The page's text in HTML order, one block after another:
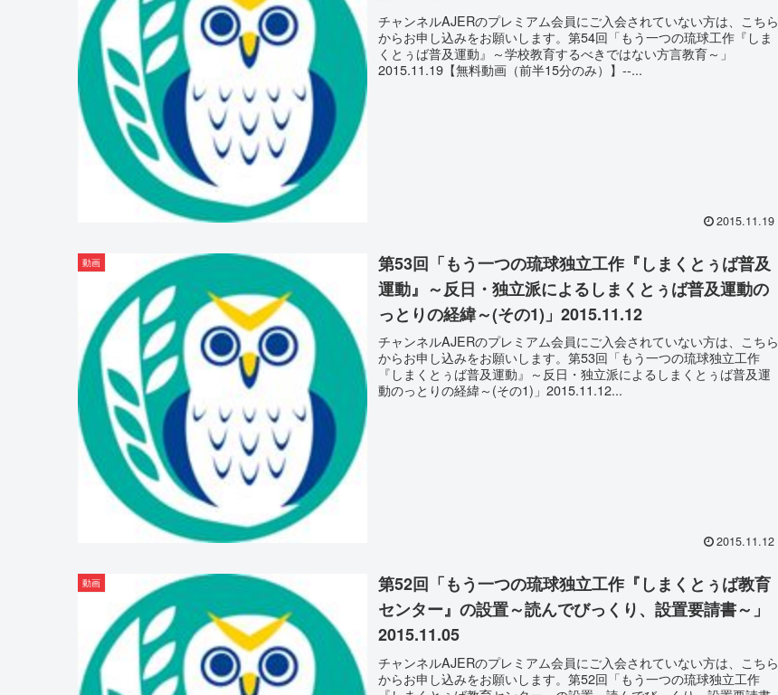
チャンネルAJERのプレミアム会員にご入会されていない方は、こちら
からお申し込みをお願いします。第54回「もう一つの琉球工作『しま
くとぅば普及運動』～学校教育するべきではない方言教育～」
2015.11.19【無料動画（前半15分のみ）】--...
2015.11.19
動画
第53回「もう一つの琉球独立工作『しまくとぅば普及
運動』～反日・独立派によるしまくとぅば普及運動の
っとりの経緯～(その1)」2015.11.12
チャンネルAJERのプレミアム会員にご入会されていない方は、こちら
からお申し込みをお願いします。第53回「もう一つの琉球独立工作
『しまくとぅば普及運動』～反日・独立派によるしまくとぅば普及運
動のっとりの経緯～(その1)」2015.11.12...
2015.11.12
動画
第52回「もう一つの琉球独立工作『しまくとぅば教育
センター』の設置～読んでびっくり、設置要請書～」
2015.11.05
チャンネルAJERのプレミアム会員にご入会されていない方は、こちら
からお申し込みをお願いします。第52回「もう一つの琉球独立工作